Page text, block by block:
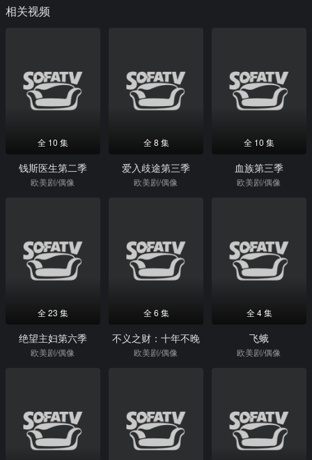
相关视频
全 10 集
钱斯医生第二季
欧美剧/偶像
全 8 集
爱入歧途第三季
欧美剧/偶像
全 10 集
血族第三季
欧美剧/偶像
全 23 集
绝望主妇第六季
欧美剧/偶像
全 6 集
不义之财：十年不晚
欧美剧/偶像
全 4 集
飞蛾
欧美剧/偶像